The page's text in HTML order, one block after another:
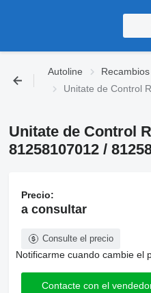
Autoline Recambios
Unitate de Control
Unitate de Control
81258107012 /
Precio:
a consultar
Consulte el precio
Notificarme cuando cambie el
Contacte con el